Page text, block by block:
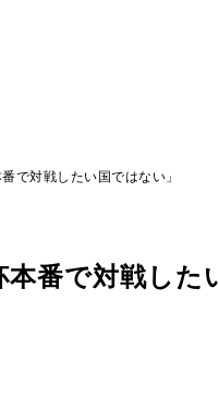
で対戦したい国ではない」
番で対戦した